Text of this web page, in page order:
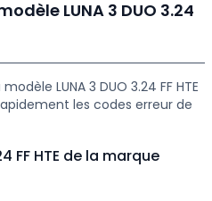
LUNA 3 DUO 3.24
LUNA 3 DUO 3.24 FF HTE
les codes erreur de
FF HTE de la marque